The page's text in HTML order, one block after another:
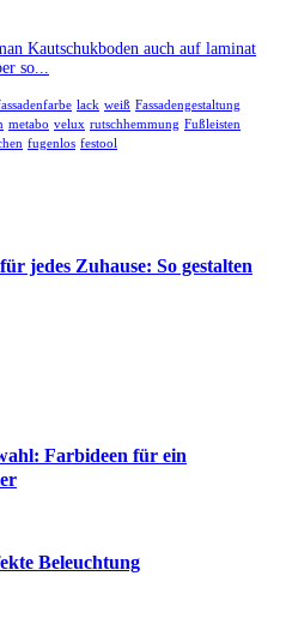
Kautschukboden auch auf laminat
so...
lack weiß Fassadengestaltung
metabo velux rutschhemmung Fußleisten
fugenlos festool
jedes Zuhause: So gestalten
Farbideen für ein
Beleuchtung